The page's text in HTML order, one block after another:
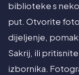
biblioteke s
put. Otvorite
dijeljenje,
Sakrij, ili
izbornika.